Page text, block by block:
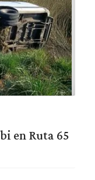
en Ruta 65